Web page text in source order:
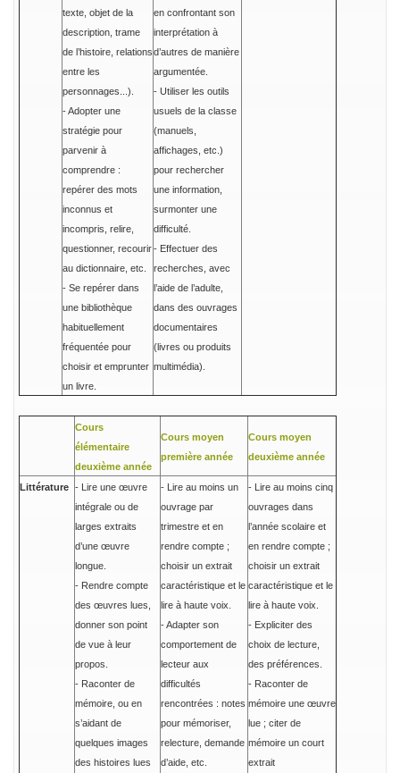
texte, objet de la
description, trame
de l’histoire, relations
entre les
personnages...).
- Adopter une
stratégie pour
parvenir à
comprendre :
repérer des mots
inconnus et
incompris, relire,
questionner, recourir
au dictionnaire, etc.
- Se repérer dans
une bibliothèque
habituellement
fréquentée pour
choisir et emprunter
un livre.
en confrontant son
interprétation à
d’autres de manière
argumentée.
- Utiliser les outils
usuels de la classe
(manuels,
affichages, etc.)
pour rechercher
une information,
surmonter une
difficulté.
- Effectuer des
recherches, avec
l’aide de l’adulte,
dans des ouvrages
documentaires
(livres ou produits
multimédia).
Cours
élémentaire
deuxième année
Cours moyen
première année
Cours moyen
deuxième année
Littérature - Lire une œuvre
intégrale ou de
larges extraits
d’une œuvre
longue.
- Rendre compte
des œuvres lues,
donner son point
de vue à leur
propos.
- Raconter de
mémoire, ou en
s’aidant de
quelques images
des histoires lues
- Lire au moins un
ouvrage par
trimestre et en
rendre compte ;
choisir un extrait
caractéristique et le
lire à haute voix.
- Adapter son
comportement de
lecteur aux
difficultés
rencontrées : notes
pour mémoriser,
relecture, demande
d’aide, etc.
- Lire au moins cinq
ouvrages dans
l’année scolaire et
en rendre compte ;
choisir un extrait
caractéristique et le
lire à haute voix.
- Expliciter des
choix de lecture,
des préférences.
- Raconter de
mémoire une œuvre
lue ; citer de
mémoire un court
extrait